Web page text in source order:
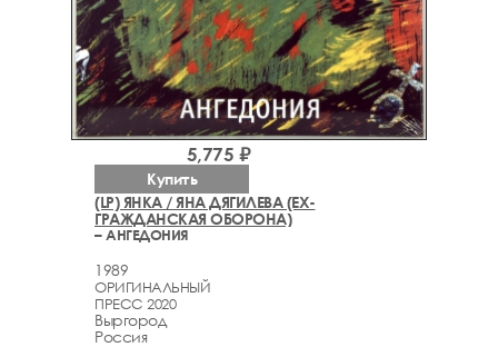
(LP) ЯНКА / ЯНА ДЯГИЛЕВА (EX-
ГРАЖДАНСКАЯ ОБОРОНА)
– АНГЕДОНИЯ
1989
ОРИГИНАЛЬНЫЙ
ПРЕСС 2020
Выргород
Россия
5,775 ₽
Купить